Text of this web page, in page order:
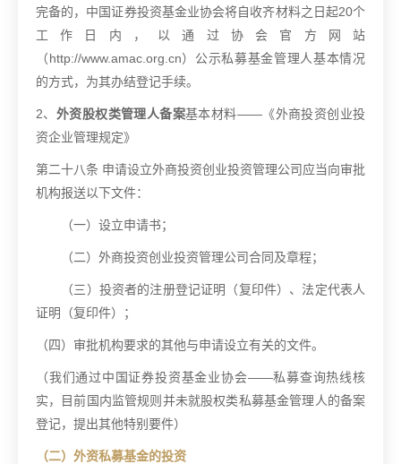
完备的，中国证券投资基金业协会将自收齐材料之日起20个
工作日内，以通过协会官方网站
（http://www.amac.org.cn）公示私募基金管理人基本情况
的方式，为其办结登记手续。
2、 外资股权类管理人备案基本材料——《外商投资创业投
资企业管理规定》
第二十八条 申请设立外商投资创业投资管理公司应当向审批
机构报送以下文件：
（一）设立申请书；
（二）外商投资创业投资管理公司合同及章程；
（三）投资者的注册登记证明（复印件）、法定代表人
证明（复印件）；
（四）审批机构要求的其他与申请设立有关的文件。
（我们通过中国证券投资基金业协会——私募查询热线核
实，目前国内监管规则并未就股权类私募基金管理人的备案
登记，提出其他特别要件）
（二）外资私募基金的投资